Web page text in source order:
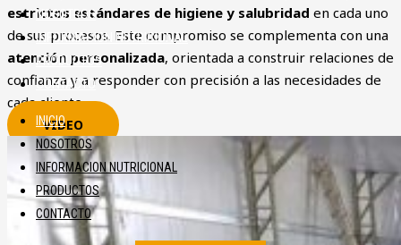
NOSOTROS
INFORMACION NUTRICIONAL
PRODUCTOS
CONTACTO
INICIO
NOSOTROS
INFORMACION NUTRICIONAL
PRODUCTOS
CONTACTO
estrictos estándares de higiene y salubridad en cada uno
de sus procesos. Este compromiso se complementa con una
atención personalizada, orientada a construir relaciones de
confianza y a responder con precisión a las necesidades de
cada cliente.
VIDEO